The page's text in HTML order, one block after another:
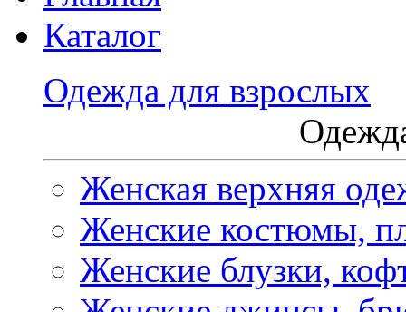
Каталог
Одежда для взрослых
Женская верхняя
Женские костюмы,
Женские блузки,